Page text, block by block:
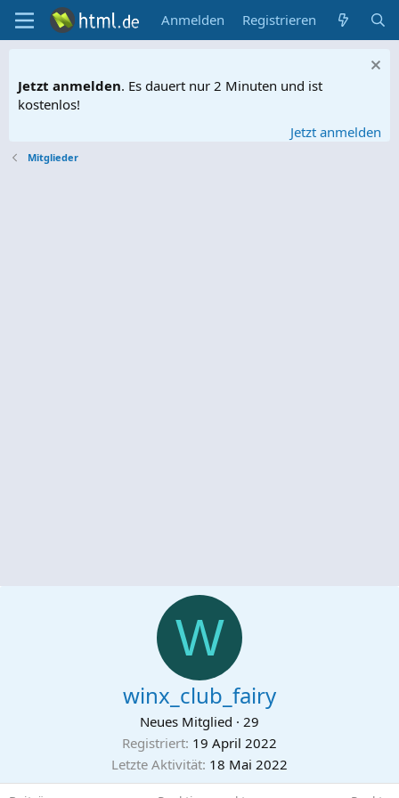
Anmelden Registrieren
Jetzt anmelden. Es dauert nur 2 Minuten und ist
kostenlos!
Jetzt anmelden
Mitglieder
W
winx_club_fairy
Neues Mitglied · 29
Registriert 19 April 2022
Letzte Aktivität 18 Mai 2022